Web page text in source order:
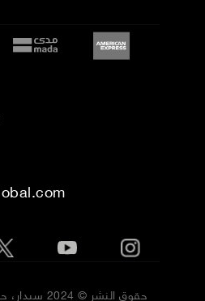
حقوق النشر © 2024 سيدار، جميع الحقوق محفوظة